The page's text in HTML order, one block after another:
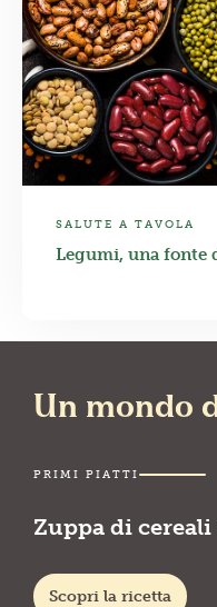
SALUTE A TAVOLA
Legumi, una fonte
Un mondo
PRIMI PIATTI
Zuppa di
Scopri la ricetta